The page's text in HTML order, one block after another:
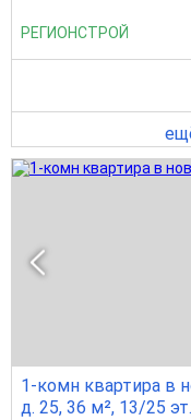
РЕГИОНСТРОЙ
1-комн квартира в
д. 25, 36 м², 13/25 эт.